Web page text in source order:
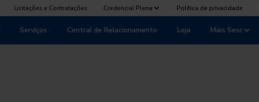
Licitações e Contratações Credencial Plena Política de privacidade
Serviços Central de Relacionamento Loja Mais Sesc